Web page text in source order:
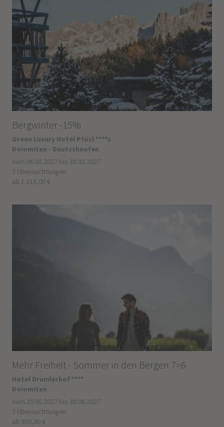
Bergwinter -15%
Green Luxury Hotel Pfösl ****s
Dolomiten - Deutschnofen
vom 06.01.2027 bis 28.02.2027
7 Übernachtungen
ab 1.218,00 €
Mehr Freiheit - Sommer in den Bergen 7=6
Hotel Drumlerhof ****
Dolomiten
vom 29.05.2027 bis 20.06.2027
7 Übernachtungen
ab 930,00 €